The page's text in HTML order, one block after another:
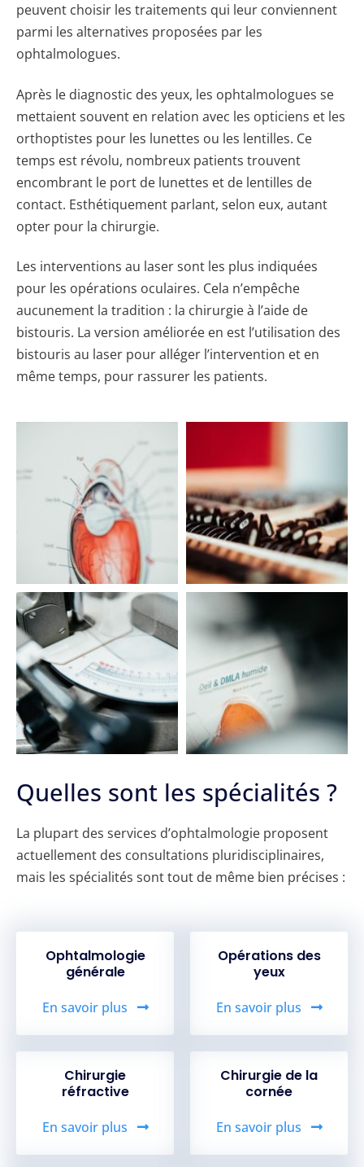
peuvent choisir les traitements qui leur conviennent
parmi les alternatives proposées par les
ophtalmologues.
Après le diagnostic des yeux, les ophtalmologues se
mettaient souvent en relation avec les opticiens et les
orthoptistes pour les lunettes ou les lentilles. Ce
temps est révolu, nombreux patients trouvent
encombrant le port de lunettes et de lentilles de
contact. Esthétiquement parlant, selon eux, autant
opter pour la chirurgie.
Les interventions au laser sont les plus indiquées
pour les opérations oculaires. Cela n’empêche
aucunement la tradition : la chirurgie à l’aide de
bistouris. La version améliorée en est l’utilisation des
bistouris au laser pour alléger l’intervention et en
même temps, pour rassurer les patients.
Quelles sont les spécialités ?
La plupart des services d’ophtalmologie proposent
actuellement des consultations pluridisciplinaires,
mais les spécialités sont tout de même bien précises :
Ophtalmologie
générale
En savoir plus
Opérations des
yeux
En savoir plus
Chirurgie
réfractive
En savoir plus
Chirurgie de la
cornée
En savoir plus